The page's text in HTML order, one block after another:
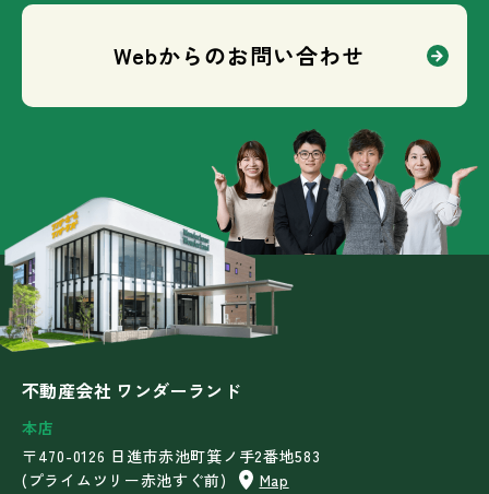
Webからのお問い合わせ
不動産会社 ワンダーランド
本店
〒470-0126 日進市赤池町箕ノ手2番地583
(プライムツリー赤池すぐ前)
Map